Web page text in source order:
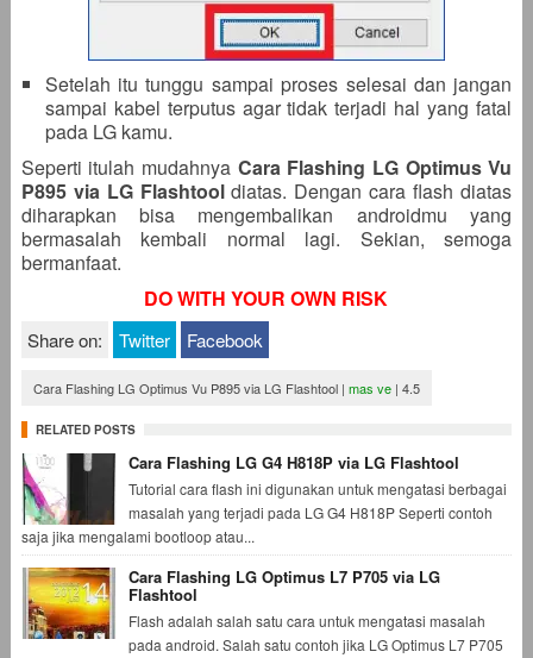
Setelah itu tunggu sampai proses selesai dan jangan
sampai kabel terputus agar tidak terjadi hal yang fatal
pada LG kamu.
Seperti itulah mudahnya Cara Flashing LG Optimus Vu
P895 via LG Flashtooldiatas. Dengan cara flash diatas
diharapkan bisa mengembalikan androidmu yang
bermasalah kembali normal lagi. Sekian, semoga
bermanfaat.
DO WITH YOUR OWN RISK
Share on: Twitter Facebook
Cara Flashing LG Optimus Vu P895 via LG Flashtool| mas ve | 4.5
RELATED POSTS
Cara Flashing LG G4 H818P via LG Flashtool
Tutorial cara flash ini digunakan untuk mengatasi berbagai
masalah yang terjadi pada LG G4 H818P Seperti contoh
saja jika mengalami bootloop atau...
Cara Flashing LG Optimus L7 P705 via LG
Flashtool
Flash adalah salah satu cara untuk mengatasi masalah
pada android. Salah satu contoh jika LG Optimus L7 P705